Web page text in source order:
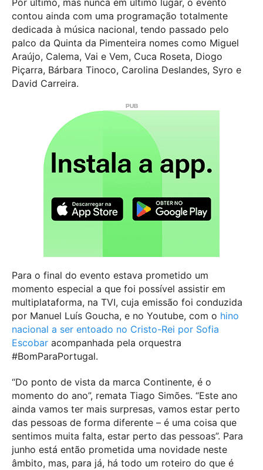
contou ainda com uma programação totalmente
dedicada à música nacional, tendo passado pelo
palco da Quinta da Pimenteira nomes como Miguel
Araújo, Calema, Vai e Vem, Cuca Roseta, Diogo
Piçarra, Bárbara Tinoco, Carolina Deslandes, Syro e
David Carreira.
Para o final do evento estava prometido um
momento especial a que foi possível assistir em
multiplataforma, na TVI, cuja emissão foi conduzida
por Manuel Luís Goucha, e no Youtube, com o hino
nacional a ser entoado no Cristo-Rei por Sofia
Escobar acompanhada pela orquestra
#BomParaPortugal.
“Do ponto de vista da marca Continente, é o
momento do ano”, remata Tiago Simões. “Este ano
ainda vamos ter mais surpresas, vamos estar perto
das pessoas de forma diferente – é uma coisa que
sentimos muita falta, estar perto das pessoas”. Para
junho está então prometida uma novidade neste
âmbito, mas, para já, há todo um roteiro do que é